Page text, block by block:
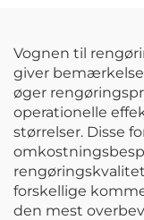
Vognen til
giver
øger
operationelle
størrelser. Disse
forskellige
den mest